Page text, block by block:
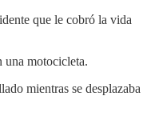
que le cobró la vida
una motocicleta.
mientras se desplazaba